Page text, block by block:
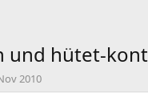
und hütet-
2010